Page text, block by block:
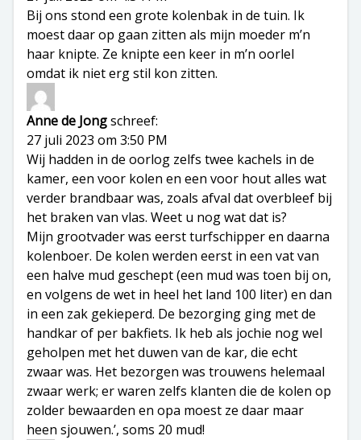
Bij ons stond een grote kolenbak in de tuin. Ik
moest daar op gaan zitten als mijn moeder m’n
haar knipte. Ze knipte een keer in m’n oorlel
omdat ik niet erg stil kon zitten.
Anne de Jongschreef:
27 juli 2023 om 3:50 PM
Wij hadden in de oorlog zelfs twee kachels in de
kamer, een voor kolen en een voor hout alles wat
verder brandbaar was, zoals afval dat overbleef bij
het braken van vlas. Weet u nog wat dat is?
Mijn grootvader was eerst turfschipper en daarna
kolenboer. De kolen werden eerst in een vat van
een halve mud geschept (een mud was toen bij on,
en volgens de wet in heel het land 100 liter) en dan
in een zak gekieperd. De bezorging ging met de
handkar of per bakfiets. Ik heb als jochie nog wel
geholpen met het duwen van de kar, die echt
zwaar was. Het bezorgen was trouwens helemaal
zwaar werk; er waren zelfs klanten die de kolen op
zolder bewaarden en opa moest ze daar maar
heen sjouwen.’, soms 20 mud!